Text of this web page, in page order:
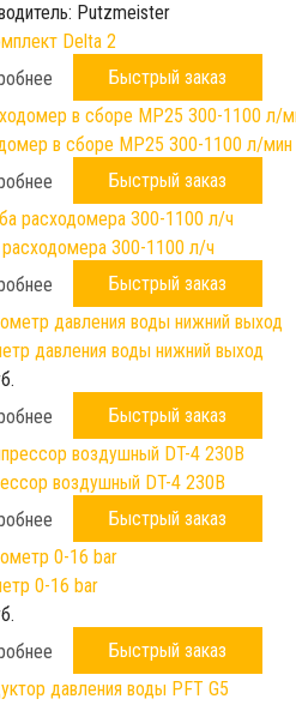
Putzmeister
Delta 2
Быстрый заказ
в сборе МР25 300-1100 л/мин
Быстрый заказ
300-1100 л/ч
Быстрый заказ
давления воды нижний выход
Быстрый заказ
воздушный DT-4 230B
Быстрый заказ
0-16 bar
Быстрый заказ